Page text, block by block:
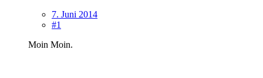
7. Juni 2014
#1
Moin Moin.